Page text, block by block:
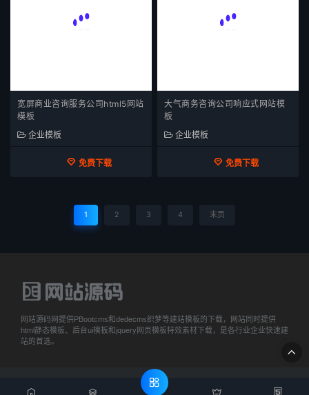
宽屏商业咨询服务公司html5网站
模板
企业模板
免费下载
大气商务咨询公司响应式网站模
板
企业模板
免费下载
1 2 3 4 末页
网站源码网提供PBootcms和dedecms织梦等建站模板的下载，网站同时提供
html静态模板、后台ui模板和jquery网页模板特效素材下载，是各行业企业快速建
站的首选。
Copyright © 2019-2020 WWW.DEDEYM.COM. 网站源码 版权所有